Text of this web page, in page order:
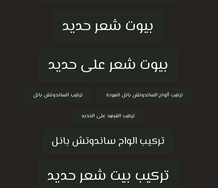
بيوت شعر حديد
بيوت شعر على حديد
تركيب ألواح الساندوتش بانل المبردة تركيب الساندوتش بانل
تركيب القرميد على الحديد
تركيب الواح ساندوتش بانل
تركيب بيت شعر حديد